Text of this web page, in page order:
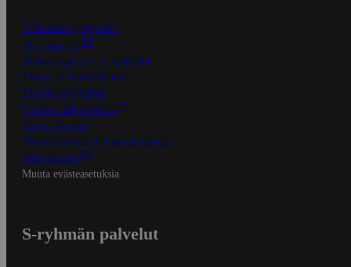
S-Business yrityksille
Oiva-raportit
Osuuskauppojen yhteystiedot
Tilaus- ja toimitusehdot
Tietosuojakäytäntö
Palvelun käyttöehdot
Saavutettavuus
Mobiilisovelluksen saavutettavuus
Mainostajalle
Muuta evästeasetuksia
S-ryhmän palvelut